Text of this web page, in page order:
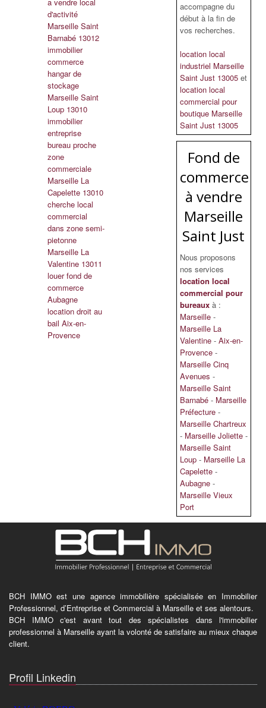
d'activité
Marseille Saint
Barnabé 13012
immobilier
commerce
hangar de
stockage
Marseille Saint
Loup 13010
immobilier
entreprise
bureau proche
zone
commerciale
Marseille La
Capelette 13010
cherche local
commercial
dans zone semi-
pietonne
Marseille La
Valentine 13011
louer fond de
commerce
Aubagne
location droit au
bail Aix-en-
Provence
accompagne du
début à la fin de
vos recherches.
location local
industriel Marseille
Saint Just 13005 et
location local
commercial pour
boutique Marseille
Saint Just 13005
Fond de
commerce
à vendre
Marseille
Saint Just
Nous proposons
nos services
location local
commercial pour
bureauxà :
Marseille -
Marseille La
Valentine - Aix-en-
Provence -
Marseille Cinq
Avenues -
Marseille Saint
Barnabé - Marseille
Préfecture -
Marseille Chartreux
- Marseille Joliette -
Marseille Saint
Loup - Marseille La
Capelette -
Aubagne -
Marseille Vieux
Port
BCH IMMO est une agence immobilière spécialisée en Immobilier
Professionnel, d’Entreprise et Commercial à Marseille et ses alentours.
BCH IMMO c'est avant tout des spécialistes dans l'immobilier
professionnel à Marseille ayant la volonté de satisfaire au mieux chaque
client.
Profil Linkedin